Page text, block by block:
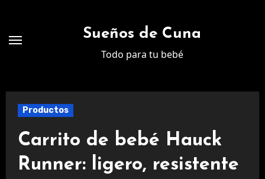
contenido
Sueños de Cuna
Todo para tu bebé
Productos
Carrito de bebé Hauck
Runner: ligero, resistente